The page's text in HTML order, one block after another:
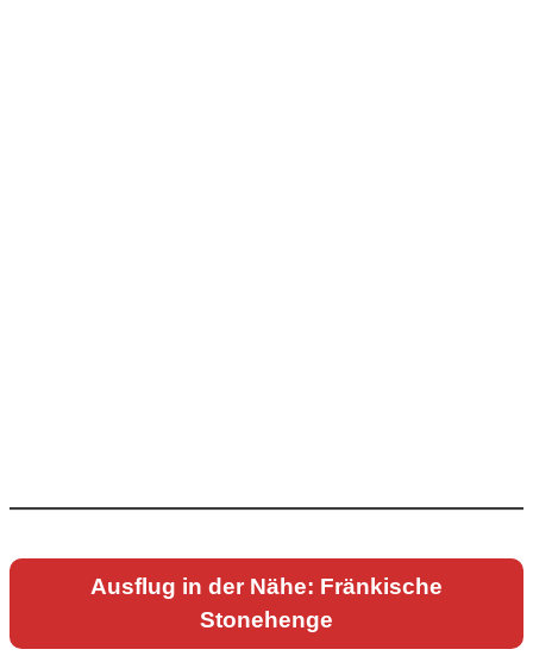
Ausflug in der Nähe: Fränkische
Stonehenge